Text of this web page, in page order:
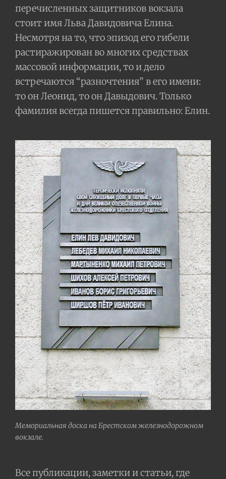
перечисленных защитников вокзала
стоит имя Льва Давидовича Елина.
Несмотря на то, что эпизод его гибели
растиражирован во многих средствах
массовой информации, то и дело
встречаются “разночтения” в его имени:
то он Леонид, то он Давыдович. Только
фамилия всегда пишется правильно: Елин.
Мемориальная доска на Брестском железнодорожном
вокзале.
Все публикации, заметки и статьи, где